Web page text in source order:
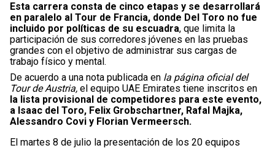
Esta carrera consta de cinco etapas y se desarrollará
en paralelo al Tour de Francia, donde Del Toro no fue
incluido por políticas de su escuadra, que limita la
participación de sus corredores jóvenes en las pruebas
grandes con el objetivo de administrar sus cargas de
trabajo físico y mental.
De acuerdo a una nota publicada en la página oficial del
Tour de Austria, el equipo UAE Emirates tiene inscritos en
la lista provisional de competidores para este evento,
a Isaac del Toro, Felix Grobschartner, Rafal Majka,
Alessandro Covi y Florian Vermeersch.
El martes 8 de julio la presentación de los 20 equipos